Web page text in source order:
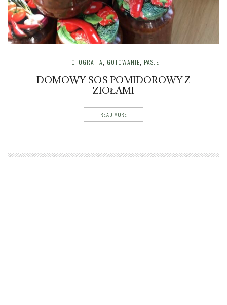
FOTOGRAFIA, GOTOWANIE, PASJE
DOMOWY SOS POMIDOROWY Z
ZIOŁAMI
READ MORE